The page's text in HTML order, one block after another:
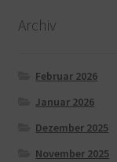
Archiv
Februar 2026
Januar 2026
Dezember 2025
November 2025